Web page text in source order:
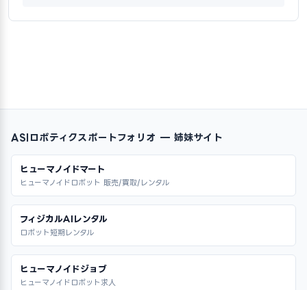
ASIロボティクスポートフォリオ — 姉妹サイト
ヒューマノイドマート
ヒューマノイドロボット 販売/買取/レンタル
フィジカルAIレンタル
ロボット短期レンタル
ヒューマノイドジョブ
ヒューマノイドロボット求人